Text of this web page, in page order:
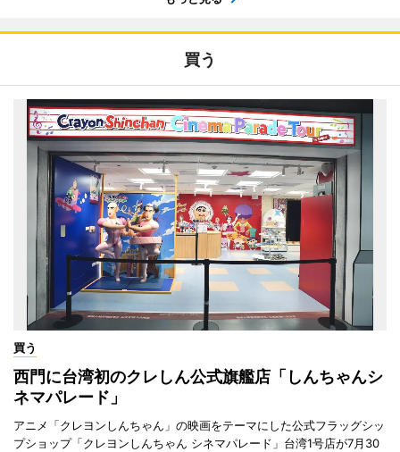
買う
買う
西門に台湾初のクレしん公式旗艦店「しんちゃんシ
ネマパレード」
アニメ「クレヨンしんちゃん」の映画をテーマにした公式フラッグシッ
プショップ「クレヨンしんちゃん シネマパレード」台湾1号店が7月30